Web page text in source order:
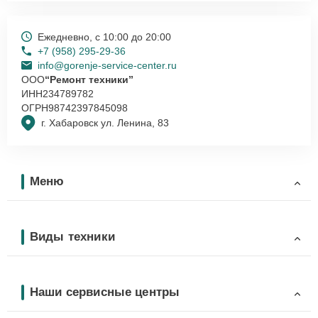
г. Хабаровск ул. Ленина, 83
Ежедневно, с 10:00 до 20:00
+7 (958) 295-29-36
info@gorenje-service-center.ru
ООО“Ремонт техники”
ИНН234789782
ОГРН98742397845098
Меню
Виды техники
Наши сервисные центры